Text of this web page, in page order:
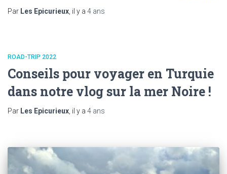
Par Les Epicurieux , il y a 4 ans
ROAD-TRIP 2022
Conseils pour voyager en Turquie
dans notre vlog sur la mer Noire !
Par Les Epicurieux , il y a 4 ans